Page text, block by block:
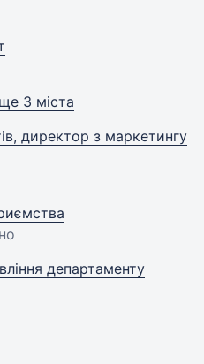
ще 3 міста
директор з маркетингу
департаменту